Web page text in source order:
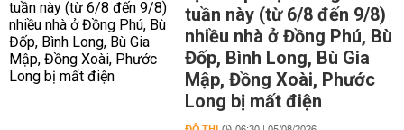
tuần này (từ 6/8 đến 9/8)
nhiều nhà ở Đồng Phú, Bù
Đốp, Bình Long, Bù Gia
Mập, Đồng Xoài, Phước
Long bị mất điện